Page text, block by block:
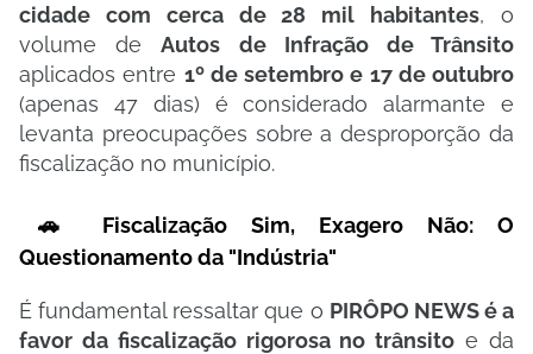
cidade com cerca de 28 mil habitantes, o
volume deAutos de Infração de Trânsito
aplicados entre 1º de setembro e 17 de outubro
(apenas 47 dias) é considerado alarmante e
levanta preocupações sobre a desproporção da
fiscalização no município.
​🚗 Fiscalização Sim, Exagero Não: O
Questionamento da "Indústria"
​É fundamental ressaltar que o PIRÔPO NEWS é a
favor da fiscalização rigorosa no trânsito e da